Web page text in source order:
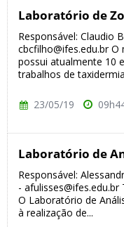
Laboratório de
Responsável: Claudio
cbcfilho@ifes.edu.br
possui atualmente 10
trabalhos de
23/05/19
Laboratório de
Responsável:
-
O Laboratório de
à realização de...